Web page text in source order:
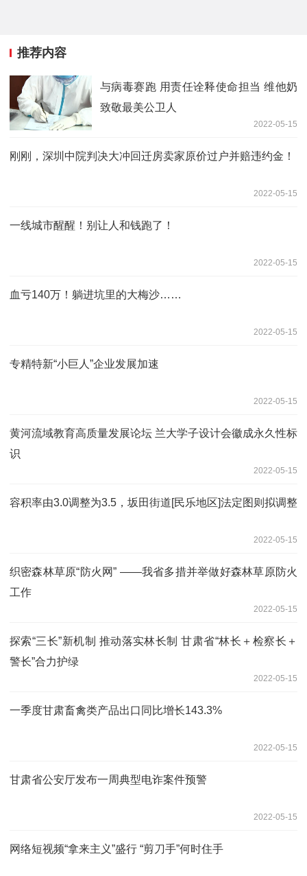
推荐内容
与病毒赛跑 用责任诠释使命担当 维他奶
致敬最美公卫人
2022-05-15
刚刚，深圳中院判决大冲回迁房卖家原价过户并赔违约金！
2022-05-15
一线城市醒醒！别让人和钱跑了！
2022-05-15
血亏140万！躺进坑里的大梅沙……
2022-05-15
专精特新“小巨人”企业发展加速
2022-05-15
黄河流域教育高质量发展论坛 兰大学子设计会徽成永久性标
识
2022-05-15
容积率由3.0调整为3.5，坂田街道[民乐地区]法定图则拟调整
2022-05-15
织密森林草原“防火网” ——我省多措并举做好森林草原防火
工作
2022-05-15
探索“三长”新机制 推动落实林长制 甘肃省“林长＋检察长＋
警长”合力护绿
2022-05-15
一季度甘肃畜禽类产品出口同比增长143.3%
2022-05-15
甘肃省公安厅发布一周典型电诈案件预警
2022-05-15
网络短视频“拿来主义”盛行 “剪刀手”何时住手